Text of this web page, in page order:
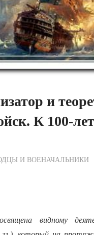
и
К 100-
Редакции
И ВОЕНАЧАЛЬНИКИ
видному